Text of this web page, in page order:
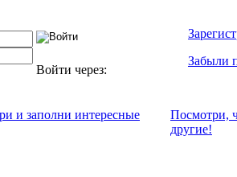
Войти через:
Забыли
и заполни интересные
Посмотри,
другие!